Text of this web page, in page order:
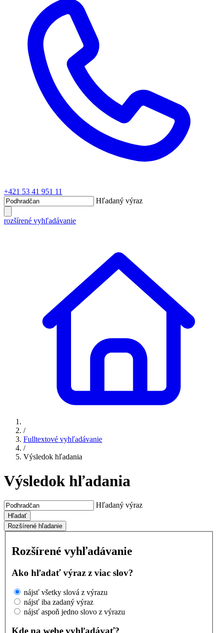
+421 53 41 951 11
Hľadaný výraz
rozšírené vyhľadávanie
/
Fulltextové vyhľadávanie
/
Výsledok hľadania
Výsledok hľadania
Hľadaný výraz
Hľadať
Rozšírené hľadanie
Rozšírené vyhľadávanie
Ako hľadať výraz z viac slov?
nájsť všetky slová z výrazu
nájsť iba zadaný výraz
nájsť aspoň jedno slovo z výrazu
Kde na webe vyhľadávať?